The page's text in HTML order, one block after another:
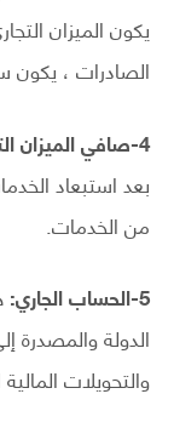
يكون الميزان
الصادرات ، يكون
4-صافي الميزان التجاري:
بعد استبعاد
من الخدمات.
5-الحساب الجاري:
الدولة والمصدرة
والتحويلات